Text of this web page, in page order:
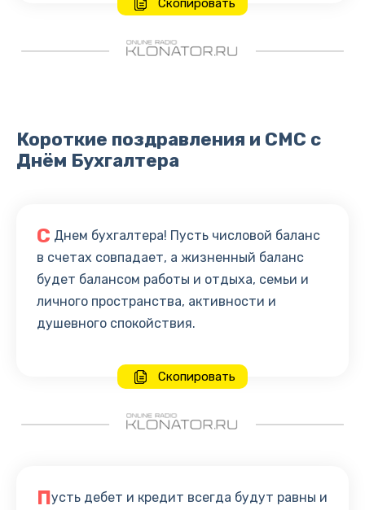
Скопировать
Короткие поздравления и СМС с
Днём Бухгалтера
С Днем бухгалтера! Пусть числовой баланс
в счетах совпадает, а жизненный баланс
будет балансом работы и отдыха, семьи и
личного пространства, активности и
душевного спокойствия.
Скопировать
Пусть дебет и кредит всегда будут равны и